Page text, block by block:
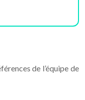
de l’équipe de